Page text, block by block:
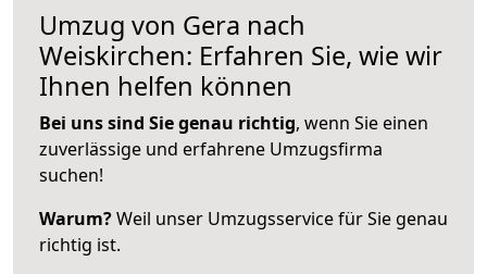
Umzug von Gera nach
Weiskirchen: Erfahren Sie, wie wir
Ihnen helfen können
Bei uns sind Sie genau richtig, wenn Sie einen
zuverlässige und erfahrene Umzugsfirma
suchen!
Warum?Weil unser Umzugsservice für Sie genau
richtig ist.